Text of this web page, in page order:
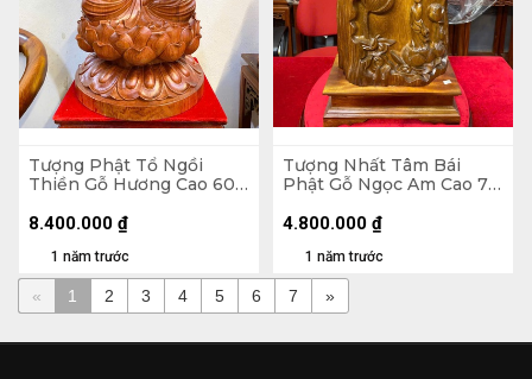
Tượng Phật Tổ Ngồi
Thiền Gỗ Hương Cao 60
1 năm trước
8.400.000 ₫
Tượng Nhất Tâm Bái
Phật Gỗ Ngọc Am Cao 70
1 năm trước
4.800.000 ₫
« 1 2 3 4 5 6 7 »